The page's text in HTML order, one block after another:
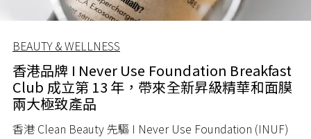
BEAUTY & WELLNESS
香港品牌 I Never Use Foundation Breakfast
Club 成立第 13 年，帶來全新昇級精華和面膜
兩大極致產品
香港 Clean Beauty 先驅 I Never Use Foundation (INUF)